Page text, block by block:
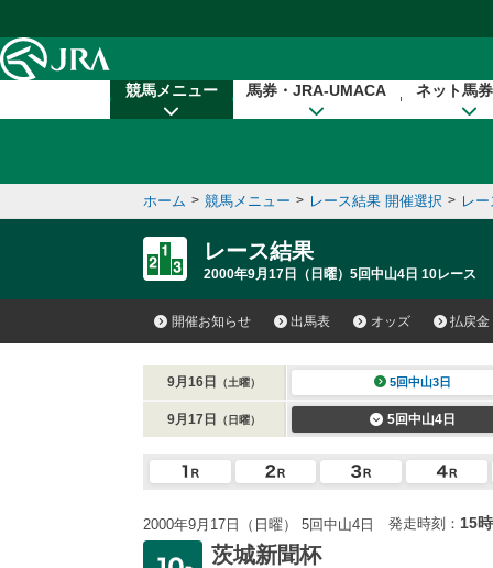
競馬メニュー 馬券・JRA-UMACA ネット馬
ホーム > 競馬メニュー > レース結果 開催選択 > レ
レース結果
2000年9月17日（日曜）5回中山4日 10レース
開催お知らせ 出馬表 オッズ 払戻金
9月16日 （土曜） 5回中山3日
9月17日 （日曜） 5回中山4日
2000年9月17日（日曜） 5回中山4日 発走時刻： 15
茨城新聞杯